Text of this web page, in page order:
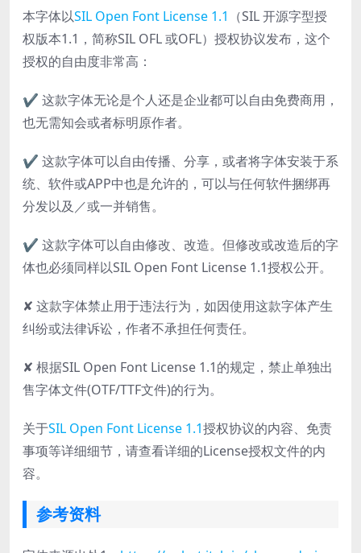
本字体以SIL Open Font License 1.1 （SIL 开源字型授
权版本1.1，简称SIL OFL 或OFL）授权协议发布，这个
授权的自由度非常高：
✔ 这款字体无论是个人还是企业都可以自由免费商用，
也无需知会或者标明原作者。
✔ 这款字体可以自由传播、分享，或者将字体安装于系
统、软件或APP中也是允许的，可以与任何软件捆绑再
分发以及／或一并销售。
✔ 这款字体可以自由修改、改造。但修改或改造后的字
体也必须同样以SIL Open Font License 1.1授权公开。
✘ 这款字体禁止用于违法行为，如因使用这款字体产生
纠纷或法律诉讼，作者不承担任何责任。
✘ 根据SIL Open Font License 1.1的规定，禁止单独出
售字体文件(OTF/TTF文件)的行为。
关于SIL Open Font License 1.1授权协议的内容、免责
事项等详细细节，请查看详细的License授权文件的内
容。
参考资料